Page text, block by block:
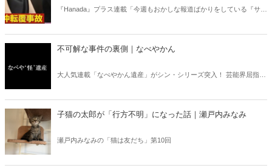
『Hanada』プラス連載「今週もおかしな報道ばかりをしている『サン
不可解な事件の裏側｜なべやかん
大人気連載「なべやかん遺産」がシン・シリーズ突入！ 芸能界屈指の
信じるか信じないかは、あなた次第！ 芸能ニュース
子猫の太郎が「行方不明」になった話｜瀬戸内みなみ
瀬戸内みなみの「猫は友だち」第10回